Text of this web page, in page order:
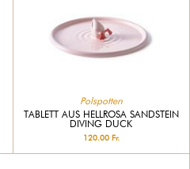
Polspotten
TABLETT AUS HELLROSA SANDSTEIN
DIVING DUCK
120.00 Fr.